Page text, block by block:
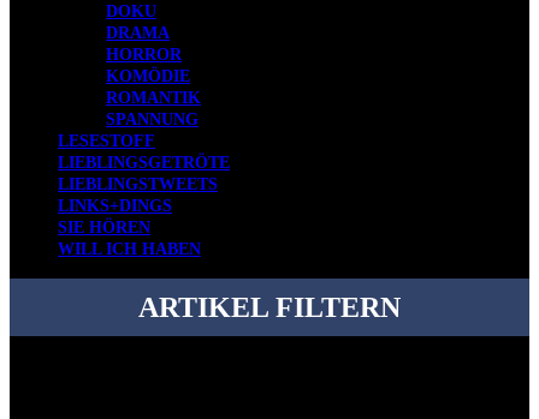
DOKU
DRAMA
HORROR
KOMÖDIE
ROMANTIK
SPANNUNG
LESESTOFF
LIEBLINGSGETRÖTE
LIEBLINGSTWEETS
LINKS+DINGS
SIE HÖREN
WILL ICH HABEN
ARTIKEL FILTERN